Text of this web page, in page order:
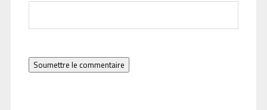
Soumettre le commentaire